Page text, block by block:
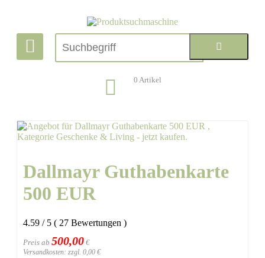
0 Artikel
Dallmayr Guthabenkarte
500 EUR
4.59 / 5 ( 27 Bewertungen )
Preis ab 500,00 €
Versandkosten: zzgl. 0,00 €